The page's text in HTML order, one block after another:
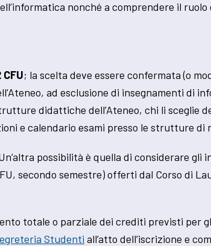
nonché a comprendere il ruolo
CFU; la scelta deve essere confermata (o
ad esclusione di insegnamenti di
didattiche dell’Ateneo, chi li sceglie
e calendario esami presso le strutture di
possibilità è quella di considerare gli
secondo semestre) offerti dal Corso di
totale o parziale dei crediti previsti per
Studenti all’atto dell’iscrizione e